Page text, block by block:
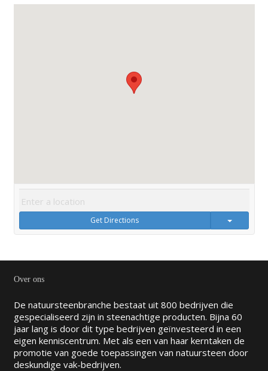
Get Directions
Over ons
De natuursteenbranche bestaat uit 800 bedrijven die
gespecialiseerd zijn in steenachtige producten. Bijna 60
jaar lang is door dit type bedrijven geïnvesteerd in een
eigen kenniscentrum. Met als een van haar kerntaken de
promotie van goede toepassingen van natuursteen door
deskundige vak-bedrijven.